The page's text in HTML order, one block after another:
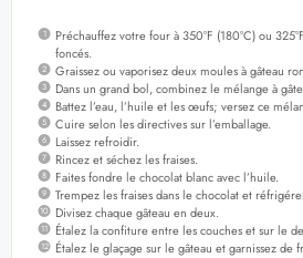
Préchauffez votre four à 350°F (180°C) ou
foncés.
Graissez ou vaporisez deux moules à gâteau
Dans un grand bol, combinez le mélange à
Battez l’eau, l’huile et les œufs; versez ce
Cuire selon les directives sur l’emballage.
Laissez refroidir.
Rincez et séchez les fraises.
Faites fondre le chocolat blanc avec l’huile.
Trempez les fraises dans le chocolat et
Divisez chaque gâteau en deux.
Étalez la confiture entre les couches et sur le
Étalez le glaçage sur le gâteau et garnissez de